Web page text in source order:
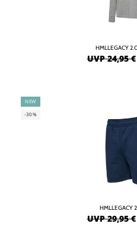
HMLLEGACY
UVP 24,95 €
NEW
-30%
HMLLEGACY
UVP 29,95 €